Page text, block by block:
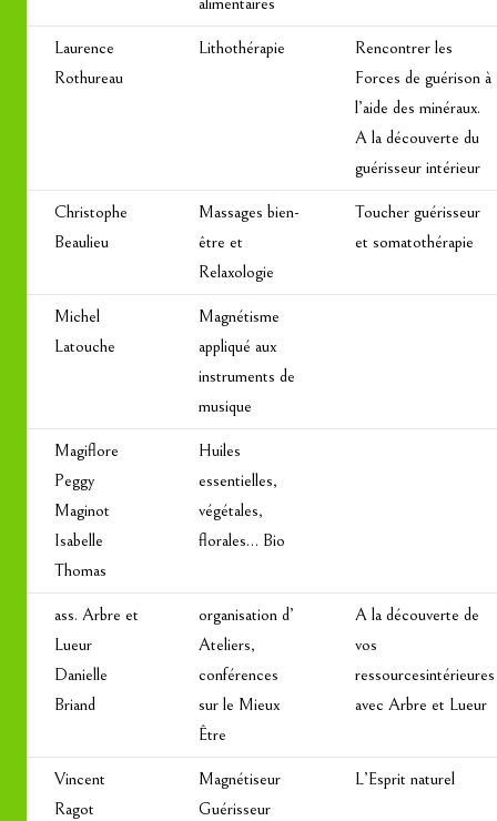
Laurence
Rothureau
Lithothérapie
Rencontrer les
Forces de guérison à
l’aide des minéraux.
A la découverte du
guérisseur intérieur
Christophe
Beaulieu
Massages bien-
être et
Relaxologie
Toucher guérisseur
et somatothérapie
Michel
Latouche
Magnétisme
appliqué aux
instruments de
musique
Magiflore
Peggy
Maginot
Isabelle
Thomas
Huiles
essentielles,
végétales,
florales… Bio
ass. Arbre et
Lueur
Danielle
Briand
organisation d’
Ateliers,
conférences
sur le Mieux
Être
A la découverte de
vos
ressourcesintérieures
avec Arbre et Lueur
Vincent
Ragot
Magnétiseur
Guérisseur
L’Esprit naturel